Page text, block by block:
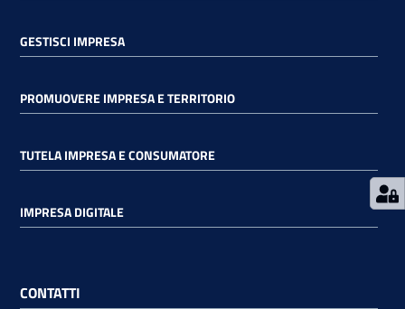
zione
GESTISCI IMPRESA
PROMUOVERE IMPRESA E TERRITORIO
TUTELA IMPRESA E CONSUMATORE
IMPRESA DIGITALE
CONTATTI